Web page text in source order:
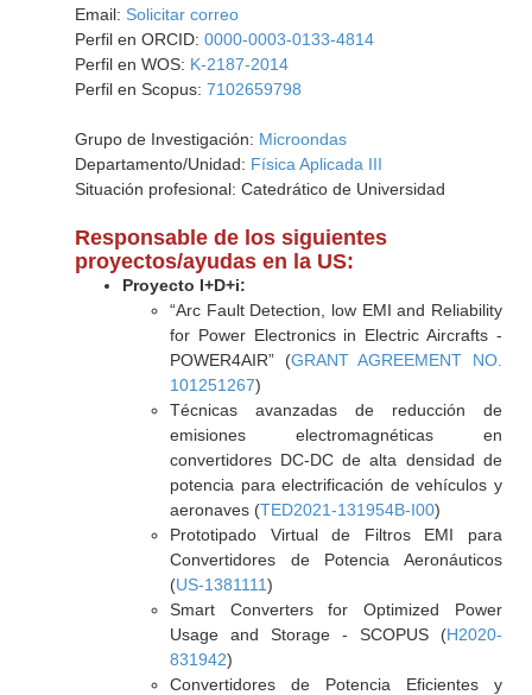
Email: Solicitar correo
Perfil en ORCID: 0000-0003-0133-4814
Perfil en WOS: K-2187-2014
Perfil en Scopus: 7102659798
Grupo de Investigación: Microondas
Departamento/Unidad: Física Aplicada III
Situación profesional: Catedrático de Universidad
Responsable de los siguientes
proyectos/ayudas en la US:
Proyecto I+D+i:
“Arc Fault Detection, low EMI and Reliability
for Power Electronics in Electric Aircrafts -
POWER4AIR” (GRANT AGREEMENT NO.
101251267)
Técnicas avanzadas de reducción de
emisiones electromagnéticas en
convertidores DC-DC de alta densidad de
potencia para electrificación de vehículos y
aeronaves (TED2021-131954B-I00)
Prototipado Virtual de Filtros EMI para
Convertidores de Potencia Aeronáuticos
(US-1381111)
Smart Converters for Optimized Power
Usage and Storage - SCOPUS (H2020-
831942)
Convertidores de Potencia Eficientes y